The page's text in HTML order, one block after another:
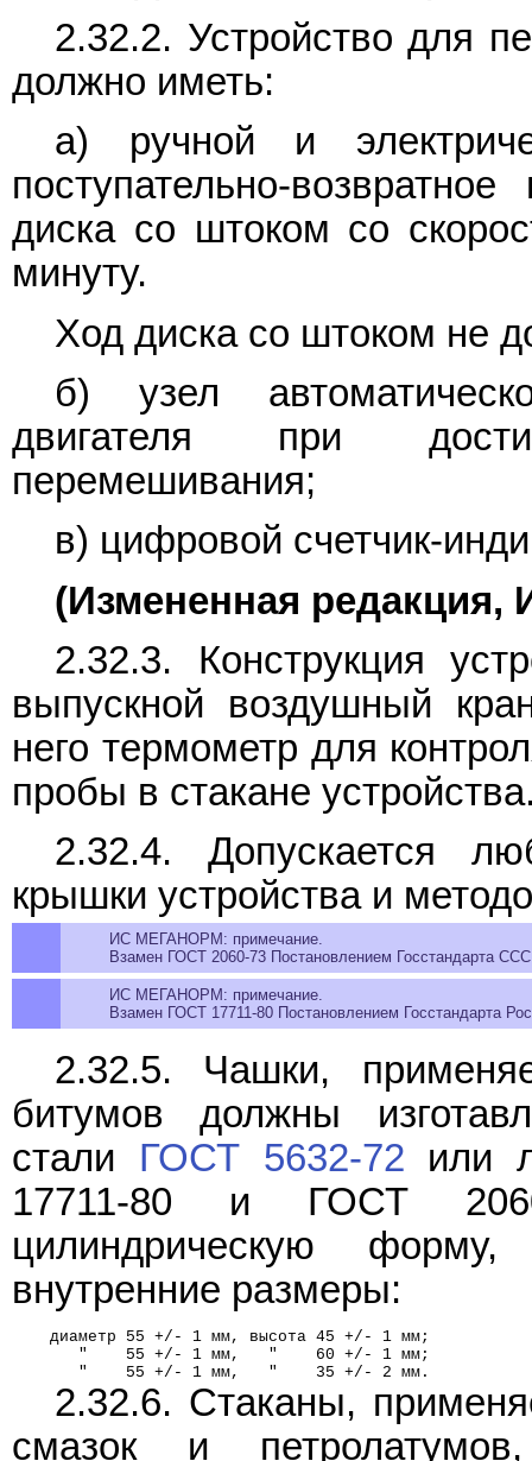
2.32.2. Устройство для
должно иметь:
а) ручной и
поступательно-
диска со штоком со
минуту.
Ход диска со штоком не
б) узел
двигателя при
перемешивания;
в) цифровой счетчик-
(Измененная редакция,
2.32.3. Конструкция
выпускной воздушный
него термометр для
пробы в стакане
2.32.4. Допускается
крышки устройства и
ИС МЕГАНОРМ: примечание.
Взамен ГОСТ 2060-73 Постановлением Госстандарта
ИС МЕГАНОРМ: примечание.
Взамен ГОСТ 17711-80 Постановлением Госстандарта
2.32.5. Чашки,
битумов должны
стали ГОСТ 5632-72 или
17711-80 и ГОСТ
цилиндрическую
внутренние размеры:
    диаметр 55 +/- 1 мм, высота 45 +/- 1 мм;
       "    55 +/- 1 мм,   "    60 +/- 1 мм;
       "    55 +/- 1 мм,   "    35 +/- 2 мм.
2.32.6. Стаканы,
смазок и